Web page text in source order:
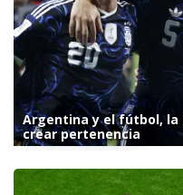
Argentina y el fútbol, la
crear pertenencia